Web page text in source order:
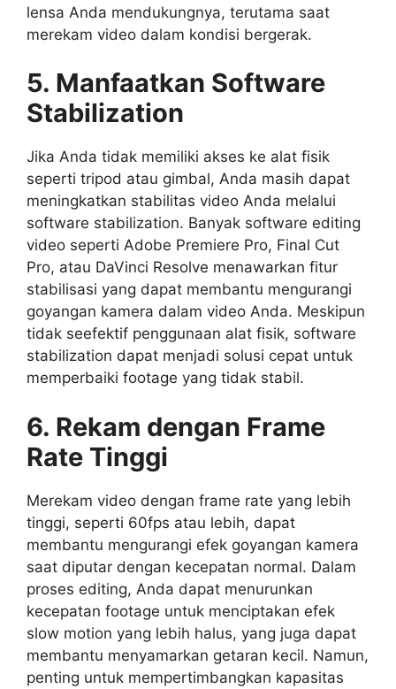
lensa Anda mendukungnya, terutama saat
merekam video dalam kondisi bergerak.
5. Manfaatkan Software
Stabilization
Jika Anda tidak memiliki akses ke alat fisik
seperti tripod atau gimbal, Anda masih dapat
meningkatkan stabilitas video Anda melalui
software stabilization. Banyak software editing
video seperti Adobe Premiere Pro, Final Cut
Pro, atau DaVinci Resolve menawarkan fitur
stabilisasi yang dapat membantu mengurangi
goyangan kamera dalam video Anda. Meskipun
tidak seefektif penggunaan alat fisik, software
stabilization dapat menjadi solusi cepat untuk
memperbaiki footage yang tidak stabil.
6. Rekam dengan Frame
Rate Tinggi
Merekam video dengan frame rate yang lebih
tinggi, seperti 60fps atau lebih, dapat
membantu mengurangi efek goyangan kamera
saat diputar dengan kecepatan normal. Dalam
proses editing, Anda dapat menurunkan
kecepatan footage untuk menciptakan efek
slow motion yang lebih halus, yang juga dapat
membantu menyamarkan getaran kecil. Namun,
penting untuk mempertimbangkan kapasitas